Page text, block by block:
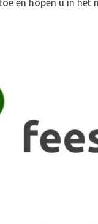
en hopen u in het